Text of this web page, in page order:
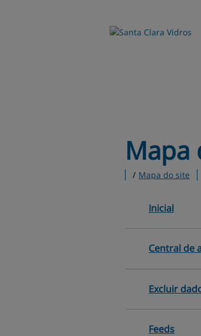
Mapa
/ Mapa do site
Inicial
Central de
Excluir
Feeds